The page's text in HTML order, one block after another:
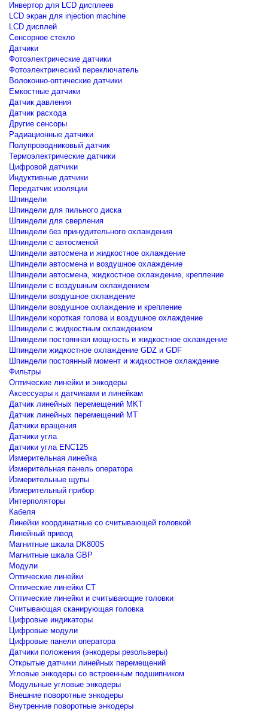
Инвертор для LCD дисплеев
LCD экран для injection machine
LCD дисплей
Сенсорное стекло
Датчики
Фотоэлектрические датчики
Фотоэлектрический переключатель
Волоконно-оптические датчики
Емкостные датчики
Датчик давления
Датчик расхода
Другие сенсоры
Радиационные датчики
Полупроводниковый датчик
Термоэлектрические датчики
Цифровой датчики
Индуктивные датчики
Передатчик изоляции
Шпиндели
Шпиндели для пильного диска
Шпиндели для сверления
Шпиндели без принудительного охлаждения
Шпиндели с автосменой
Шпиндели автосмена и жидкостное охлаждение
Шпиндели автосмена и воздушное охлаждение
Шпиндели автосмена, жидкостное охлаждение, крепление
Шпиндели с воздушным охлаждением
Шпиндели воздушное охлаждение
Шпиндели воздушное охлаждение и крепление
Шпиндели короткая голова и воздушное охлаждение
Шпиндели с жидкостным охлаждением
Шпиндели постоянная мощность и жидкостное охлаждение
Шпиндели жидкостное охлаждение GDZ и GDF
Шпиндели постоянный момент и жидкостное охлаждение
Фильтры
Оптические линейки и энкодеры
Аксессуары к датчиками и линейкам
Датчик линейных перемещений MKT
Датчик линейных перемещений MT
Датчики вращения
Датчики угла
Датчики угла ENC125
Измерительная линейка
Измерительная панель оператора
Измерительные щупы
Измерительный прибор
Интерполяторы
Кабеля
Линейки координатные со считывающей головкой
Линейный привод
Магнитные шкала DK800S
Магнитные шкала GBP
Модули
Оптические линейки
Оптические линейки CT
Оптические линейки и считывающие головки
Считывающая сканирующая головка
Цифровые индикаторы
Цифровые модули
Цифровые панели оператора
Датчики положения (энкодеры резольверы)
Открытые датчики линейных перемещений
Угловые энкодеры со встроенным подшипником
Модульные угловые энкодеры
Внешние поворотные энкодеры
Внутренние поворотные энкодеры